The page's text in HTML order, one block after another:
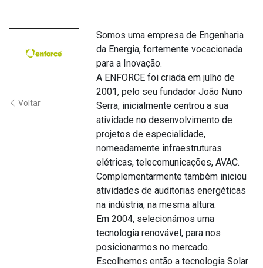
Voltar
Somos uma empresa de Engenharia
da Energia, fortemente vocacionada
para a Inovação.
A ENFORCE foi criada em julho de
2001, pelo seu fundador João Nuno
Serra, inicialmente centrou a sua
atividade no desenvolvimento de
projetos de especialidade,
nomeadamente infraestruturas
elétricas, telecomunicações, AVAC.
Complementarmente também iniciou
atividades de auditorias energéticas
na indústria, na mesma altura.
Em 2004, selecionámos uma
tecnologia renovável, para nos
posicionarmos no mercado.
Escolhemos então a tecnologia Solar